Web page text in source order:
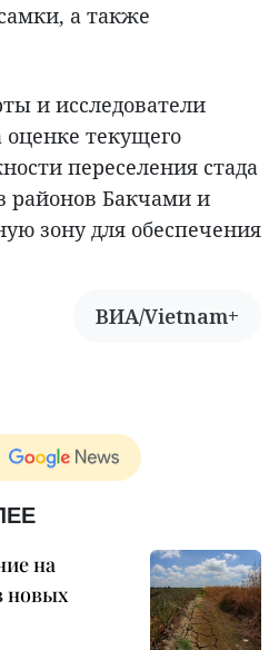
а также
и исследователи
оценке текущего
переселения стада
районов Бакчами и
зону для обеспечения
ВИА/Vietnam+
на
новых